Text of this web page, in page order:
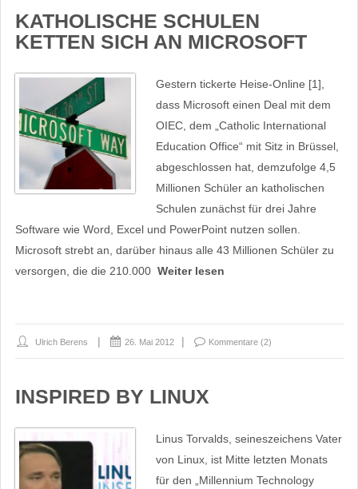
KATHOLISCHE SCHULEN
KETTEN SICH AN MICROSOFT
Gestern tickerte Heise-Online [1],
dass Microsoft einen Deal mit dem
OIEC, dem „Catholic International
Education Office“ mit Sitz in Brüssel,
abgeschlossen hat, demzufolge 4,5
Millionen Schüler an katholischen
Schulen zunächst für drei Jahre
Software wie Word, Excel und PowerPoint nutzen sollen.
Microsoft strebt an, darüber hinaus alle 43 Millionen Schüler zu
versorgen, die die 210.000 Weiter lesen
Ulrich Berens 26. Mai 2012 Kommentare (2)
INSPIRED BY LINUX
Linus Torvalds, seineszeichens Vater
von Linux, ist Mitte letzten Monats
für den „Millennium Technology